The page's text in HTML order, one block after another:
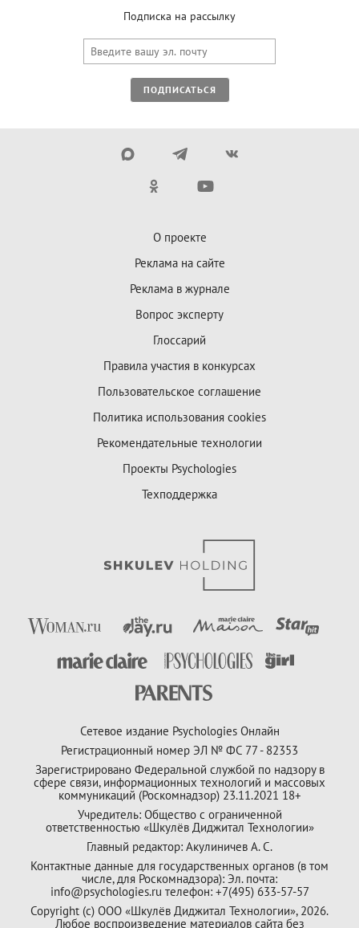
Подписка на рассылку
ПОДПИСАТЬСЯ
О проекте
Реклама на сайте
Реклама в журнале
Вопрос эксперту
Глоссарий
Правила участия в конкурсах
Пользовательское соглашение
Политика использования cookies
Рекомендательные технологии
Проекты Psychologies
Техподдержка
Сетевое издание Psychologies Онлайн
Регистрационный номер ЭЛ № ФС 77 - 82353
Зарегистрировано Федеральной службой по надзору в
сфере связи, информационных технологий и массовых
коммуникаций (Роскомнадзор) 23.11.2021 18+
Учредитель: Общество с ограниченной
ответственностью «Шкулёв Диджитал Технологии»
Главный редактор: Акулиничев А. С.
Контактные данные для государственных органов (в том
числе, для Роскомнадзора): Эл. почта:
info@psychologies.ru телефон: +7(495) 633-57-57
Copyright (с) ООО «Шкулёв Диджитал Технологии», 2026.
Любое воспроизведение материалов сайта без